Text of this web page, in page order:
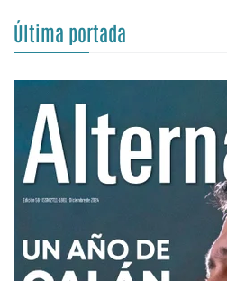
Última portada